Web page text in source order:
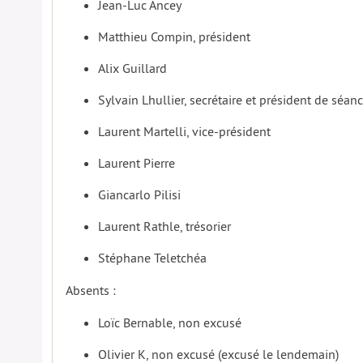
Jean-Luc Ancey
Matthieu Compin, président
Alix Guillard
Sylvain Lhullier, secrétaire et président de
Laurent Martelli, vice-président
Laurent Pierre
Giancarlo Pilisi
Laurent Rathle, trésorier
Stéphane Teletchéa
Absents :
Loïc Bernable, non excusé
Olivier K, non excusé (excusé le lendemain)